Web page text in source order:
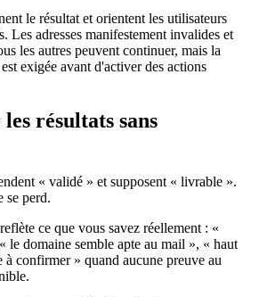
le résultat et orientent les utilisateurs
Les adresses manifestement invalides et
les autres peuvent continuer, mais la
exigée avant d'activer des actions
résultats sans
« validé » et supposent « livrable ».
se perd.
ce que vous savez réellement : «
le domaine semble apte au mail », « haut
à confirmer » quand aucune preuve au